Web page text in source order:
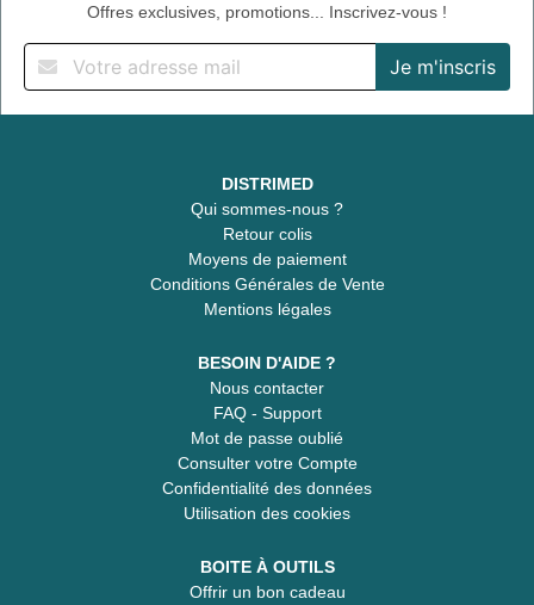
Offres exclusives, promotions... Inscrivez-vous !
DISTRIMED
Qui sommes-nous ?
Retour colis
Moyens de paiement
Conditions Générales de Vente
Mentions légales
BESOIN D'AIDE ?
Nous contacter
FAQ - Support
Mot de passe oublié
Consulter votre Compte
Confidentialité des données
Utilisation des cookies
BOITE À OUTILS
Offrir un bon cadeau